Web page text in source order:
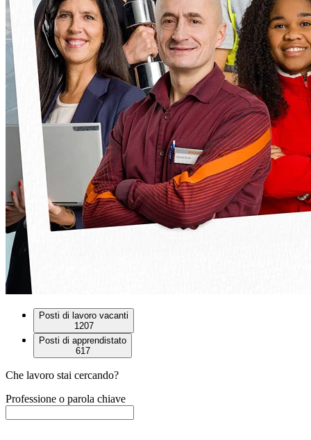
Posti di lavoro vacanti
1207
Posti di apprendistato
617
Che lavoro stai cercando?
Professione o parola chiave